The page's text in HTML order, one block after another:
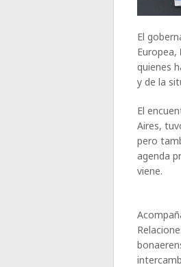
El
Europea,
quienes
y de la
El
Aires,
pero
agenda
viene.